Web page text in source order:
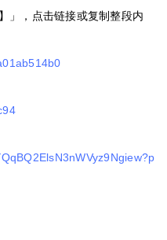
」，点击链接或复制整段内